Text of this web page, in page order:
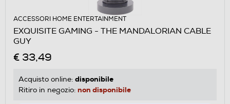
ACCESSORI HOME ENTERTAINMENT
EXQUISITE GAMING - THE MANDALORIAN CABLE
GUY
€ 33,49
Acquisto online: disponibile
Ritiro in negozio: non disponibile